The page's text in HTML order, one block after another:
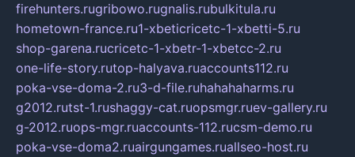
firehunters.rugribowo.rugnalis.rubulkitula.ru
hometown-france.ru1-xbeticricetc-1-xbetti-5.ru
shop-garena.rucricetc-1-xbetr-1-xbetcc-2.ru
one-life-story.rutop-halyava.ruaccounts112.ru
poka-vse-doma-2.ru3-d-file.ruhahahaharms.ru
g2012.rutst-1.rushaggy-cat.ruopsmgr.ruev-gallery.ru
g-2012.ruops-mgr.ruaccounts-112.rucsm-demo.ru
poka-vse-doma2.ruairgungames.ruallseo-host.ru